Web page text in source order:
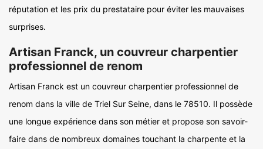
réputation et les prix du prestataire pour éviter les mauvaises
surprises.
Artisan Franck, un couvreur charpentier
professionnel de renom
Artisan Franck est un couvreur charpentier professionnel de
renom dans la ville de Triel Sur Seine, dans le 78510. Il possède
une longue expérience dans son métier et propose son savoir-
faire dans de nombreux domaines touchant la charpente et la